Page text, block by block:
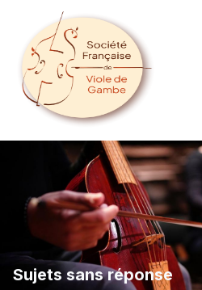
Sujets sans réponse